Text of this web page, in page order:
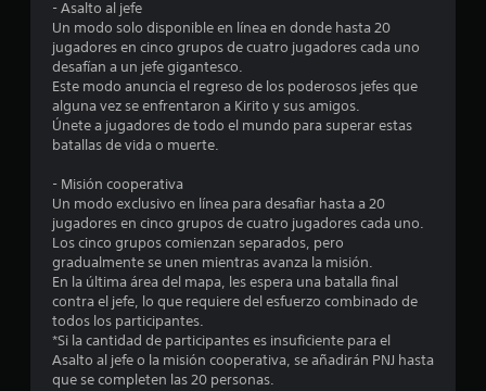
a
s
c
i
n
c
- Asalto al jefe
Un modo solo disponible en línea en donde hasta 20
jugadores en cinco grupos de cuatro jugadores cada uno
desafían a un jefe gigantesco.
Este modo anuncia el regreso de los poderosos jefes que
alguna vez se enfrentaron a Kirito y sus amigos.
Únete a jugadores de todo el mundo para superar estas
batallas de vida o muerte.
- Misión cooperativa
Un modo exclusivo en línea para desafiar hasta a 20
jugadores en cinco grupos de cuatro jugadores cada uno.
Los cinco grupos comienzan separados, pero
gradualmente se unen mientras avanza la misión.
En la última área del mapa, les espera una batalla final
contra el jefe, lo que requiere del esfuerzo combinado de
todos los participantes.
*Si la cantidad de participantes es insuficiente para el
Asalto al jefe o la misión cooperativa, se añadirán PNJ hasta
que se completen las 20 personas.